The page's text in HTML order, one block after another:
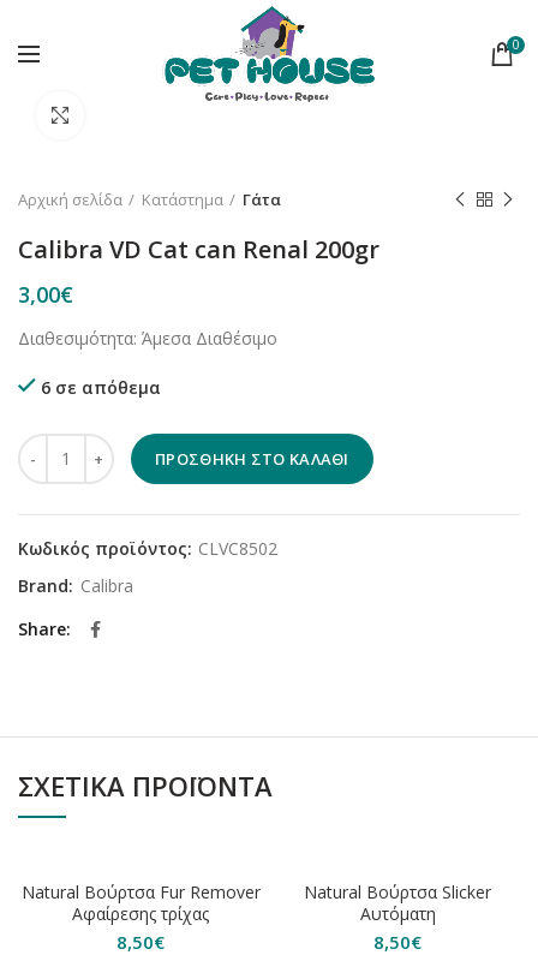
0
Αρχική σελίδα Κατάστημα Γάτα
Calibra VD Cat can Renal 200gr
3,00€
Διαθεσιμότητα: Άμεσα Διαθέσιμο
6 σε απόθεμα
Calibra VD Cat can Renal 200gr ποσότητα
ΠΡΟΣΘΉΚΗ ΣΤΟ ΚΑΛΆΘΙ
Κωδικός προϊόντος: CLVC8502
Brand: Calibra
Share
ΣΧΕΤΙΚΆ ΠΡΟΪΌΝΤΑ
Natural Βούρτσα Fur Remover
Αφαίρεσης τρίχας
8,50€
Natural Bούρτσα Slicker
Αυτόματη
8,50€